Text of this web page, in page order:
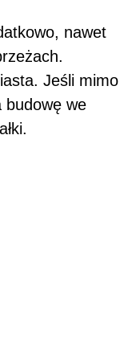
nawet
Jeśli mimo
budowę we